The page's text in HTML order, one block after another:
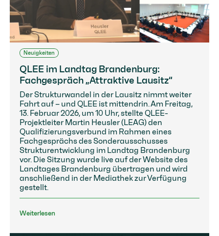
Neuigkeiten
QLEE im Landtag Brandenburg:
Fachgespräch „Attraktive Lausitz“
Der Strukturwandel in der Lausitz nimmt weiter
Fahrt auf – und QLEE ist mittendrin. Am Freitag,
13. Februar 2026, um 10 Uhr, stellte QLEE-
Projektleiter Martin Heusler (LEAG) den
Qualifizierungsverbund im Rahmen eines
Fachgesprächs des Sonderausschusses
Strukturentwicklung im Landtag Brandenburg
vor. Die Sitzung wurde live auf der Website des
Landtages Brandenburg übertragen und wird
anschließend in der Mediathek zur Verfügung
gestellt.
Weiterlesen